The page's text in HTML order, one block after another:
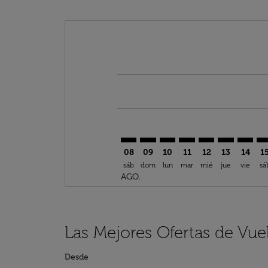
08
sáb
AGO.
09
dom
10
lun
11
mar
12
mié
13
jue
14
vie
Las Mejores Ofertas de
Desde